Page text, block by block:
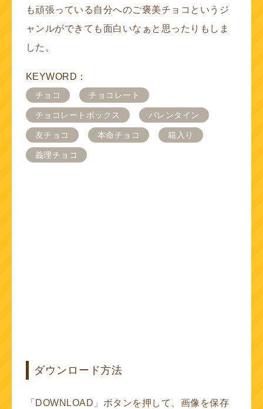
も頑張っている自分へのご褒美チョコというジ
ャンルができても面白いなぁと思ったりもしま
した。
KEYWORD：
チョコ チョコレート
チョコレートボックス バレンタイン
友チョコ 本命チョコ 箱入り
義理チョコ
ダウンロード方法
「DOWNLOAD」ボタンを押して、画像を保存